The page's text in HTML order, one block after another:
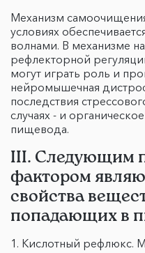
Механизм
условиях
волнами. В механизме
рефлекторной
могут играть роль и
нейромышечная
последствия
случаях - и
пищевода.
III. Следующим
фактором
свойства
попадающих в
Кислотный рефлюкс.